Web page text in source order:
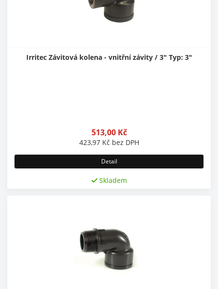
Irritec Závitová kolena - vnitřní závity / 3" Typ: 3"
513,00 Kč
423,97 Kč bez DPH
Detail
Skladem